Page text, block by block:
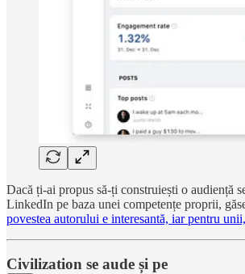
Dacă ți-ai propus să-ți construiești o audiență
LinkedIn pe baza unei competențe proprii,
povestea autorului e interesantă, iar pentru
Civilization se aude și pe